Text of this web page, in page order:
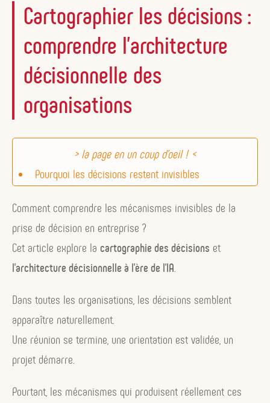
Cartographier les décisions :
comprendre l’architecture
décisionnelle des
organisations
Pourquoi les décisions restent invisibles
organisation
La cartographie des décisions : rendre visible
l’architecture décisionnelle
Quand les voix du système révèle comment les
décisions se prennent
Cartographier les décisions commence par
écouter les voix
Quand les organisations plateformes révèlent
La décision ne disparaît pas : elle se déplace
Comment comprendre les mécanismes invisibles de la
prise de décision en entreprise ?
Cet article explore la cartographie des décisions et
l’architecture décisionnelle à l’ère de l’IA.
Dans toutes les organisations, les décisions semblent
apparaître naturellement.
Une réunion se termine, une orientation est validée, un
projet démarre.
Pourtant, les mécanismes qui produisent réellement ces